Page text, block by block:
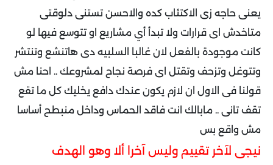
يعنى حاجه زى الاكتئاب كده والاحسن تستنى دلوقتى
متاخدش اى قرارات ولا تبدأ أي مشاريع او تتوسع فيها لو
كانت موجودة بالفعل لان غالبا السلبيه دى هاتنشع وتنتشر
وتتوغل وتزحف وتقتل اى فرصة نجاح لمشروعك .. احنا مش
قولنا فى الاول ان لازم يكون عندك دافع يخليك كل ما تقع
تقف تانى .. مابالك انت فاقد الحماس وداخل منبطح أساسا
مش واقع بس
نيجى لآخر تقييم وليس آخرا ألا وهو الهدف